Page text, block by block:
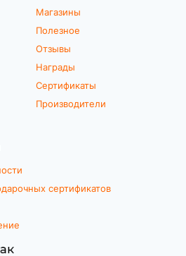
Магазины
Полезное
Отзывы
Награды
Сертификаты
Производители
сертификатов